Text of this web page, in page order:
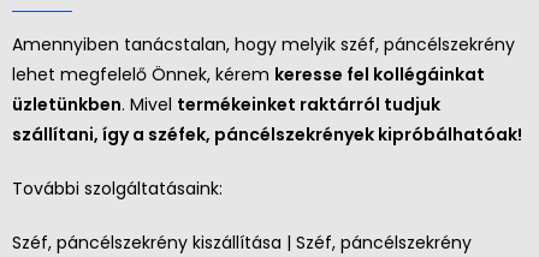
Amennyiben tanácstalan, hogy melyik széf, páncélszekrény
lehet megfelelő Önnek, kérem keresse fel kollégáinkat
üzletünkben. Mivel termékeinket raktárról tudjuk
szállítani, így a széfek, páncélszekrények kipróbálhatóak!
További szolgáltatásaink:
Széf, páncélszekrény kiszállítása | Széf, páncélszekrény